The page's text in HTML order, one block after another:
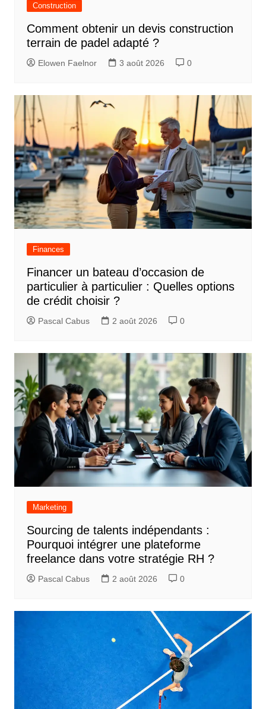
Construction
Comment obtenir un devis construction
terrain de padel adapté ?
Elowen Faelnor 3 août 2026 0
Finances
Financer un bateau d’occasion de
particulier à particulier : Quelles options
de crédit choisir ?
Pascal Cabus 2 août 2026 0
Marketing
Sourcing de talents indépendants :
Pourquoi intégrer une plateforme
freelance dans votre stratégie RH ?
Pascal Cabus 2 août 2026 0